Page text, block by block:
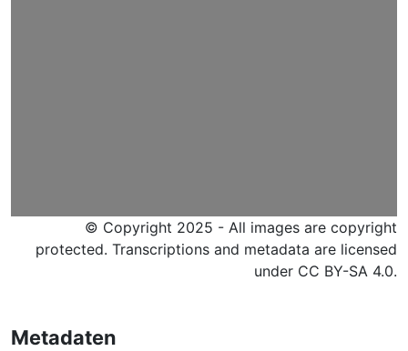
© Copyright 2025 - All images are copyright
protected. Transcriptions and metadata are licensed
under CC BY-SA 4.0.
Metadaten